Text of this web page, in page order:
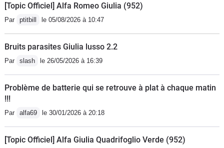
[Topic Officiel] Alfa Romeo Giulia (952)
Par ptitbill le 05/08/2026 à 10:47
Bruits parasites Giulia lusso 2.2
Par slash le 26/05/2026 à 16:39
Problème de batterie qui se retrouve à plat à chaque matin
!!!
Par alfa69 le 30/01/2026 à 20:18
[Topic Officiel] Alfa Giulia Quadrifoglio Verde (952)